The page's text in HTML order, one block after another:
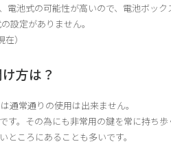
池式の可能性が高いので、電池ボック
設定がありません。
）
方は？
通常通りの使用は出来ません。
。その為にも非常用の鍵を常に持ち歩
ころにあることも多いです。